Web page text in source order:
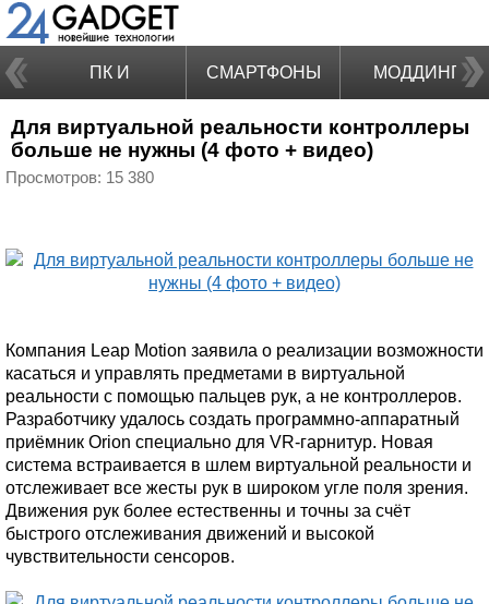
ПК И
НОУТБУКИ
СМАРТФОНЫ МОДДИНГ
Для виртуальной реальности контроллеры
больше не нужны (4 фото + видео)
Просмотров: 15 380
Компания Leap Motion заявила о реализации возможности
касаться и управлять предметами в виртуальной
реальности с помощью пальцев рук, а не контроллеров.
Разработчику удалось создать программно-аппаратный
приёмник Orion специально для VR-гарнитур. Новая
система встраивается в шлем виртуальной реальности и
отслеживает все жесты рук в широком угле поля зрения.
Движения рук более естественны и точны за счёт
быстрого отслеживания движений и высокой
чувствительности сенсоров.